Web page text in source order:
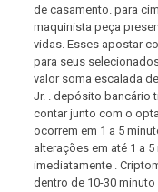
de casamento. para
maquinista peça
vidas. Esses apostar
para seus
valor soma escalada
Jr. . depósito bancário
contar junto com o
ocorrem em 1 a 5
alterações em até 1 a
imediatamente .
dentro de 10-30